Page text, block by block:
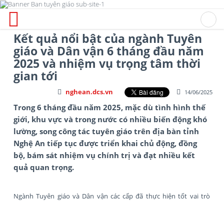
Kết quả nổi bật của ngành Tuyên
giáo và Dân vận 6 tháng đầu năm
2025 và nhiệm vụ trọng tâm thời
gian tới
14/06/2025
nghean.dcs.vn
Trong 6 tháng đầu năm 2025, mặc dù tình hình thế
giới, khu vực và trong nước có nhiều biến động khó
lường, song công tác tuyên giáo trên địa bàn tỉnh
Nghệ An tiếp tục được triển khai chủ động, đồng
bộ, bám sát nhiệm vụ chính trị và đạt nhiều kết
quả quan trọng.
Ngành Tuyên giáo và Dân vận các cấp đã thực hiện tốt vai trò